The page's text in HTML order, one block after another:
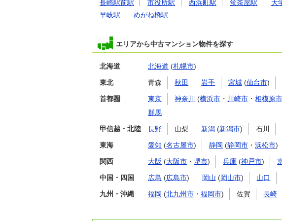
長崎駅前駅 市役所駅 西浜町駅 蛍茶屋駅 大
早岐駅
めがね橋駅
エリアから中古マンション物件を探す
北海道 北海道 (札幌市)
東北 青森 秋田 岩手 宮城(仙台市)
首都圏 東京 神奈川 (横浜市 ・ 川崎市 ・相模原
群馬
甲信越・北陸 長野 山梨 新潟 (新潟市) 石川
東海 愛知 (名古屋市) 静岡 (静岡市 ・浜松市)
関西 大阪 (大阪市 ・ 堺市) 兵庫 (神戸市)
中国・四国 広島 (広島市) 岡山 (岡山市) 山口
九州・沖縄 福岡 (北九州市 ・ 福岡市) 佐賀 長崎